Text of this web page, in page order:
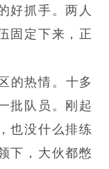
好抓手。两人
固定下来，正
的热情。十多
批队员。刚起
也没什么排练
下，大伙都憋